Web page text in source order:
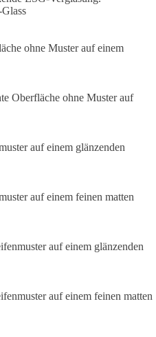
ohne Muster auf einem
Oberfläche ohne Muster auf
auf einem glänzenden
auf einem feinen matten
auf einem glänzenden
auf einem feinen matten